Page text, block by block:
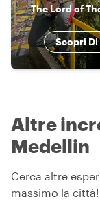
The Lord of
Scopri Di
Altre
Medellin
Cerca altre
massimo la città!